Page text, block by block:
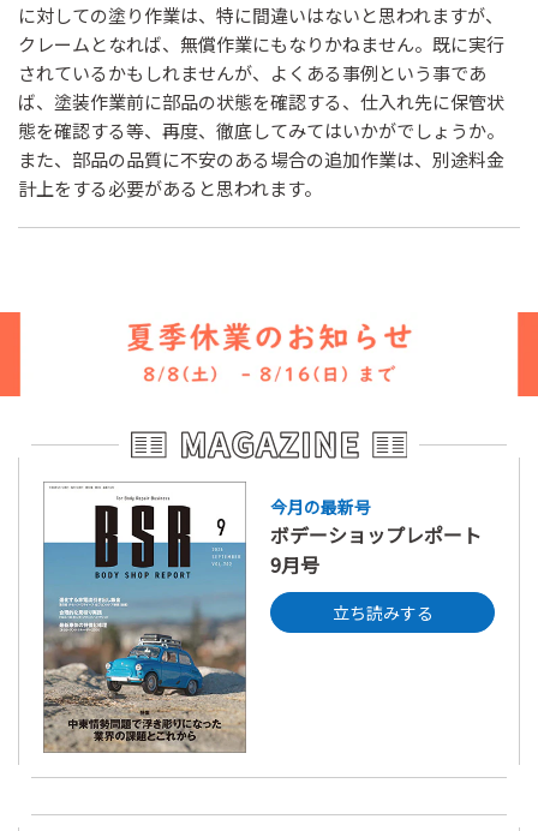
に対しての塗り作業は、特に間違いはないと思われますが、
クレームとなれば、無償作業にもなりかねません。既に実行
されているかもしれませんが、よくある事例という事であ
ば、塗装作業前に部品の状態を確認する、仕入れ先に保管状
態を確認する等、再度、徹底してみてはいかがでしょうか。
また、部品の品質に不安のある場合の追加作業は、別途料金
計上をする必要があると思われます。
今月の最新号
ボデーショップレポート
9月号
立ち読みする